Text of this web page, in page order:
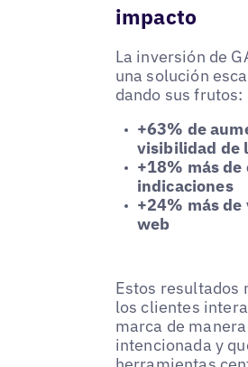
impacto
La inversión de
una solución
dando sus frutos:
+63% de
visibilidad de
+18% más de
indicaciones
+24% más
web
Estos resultados
los clientes
marca de
intencionada y